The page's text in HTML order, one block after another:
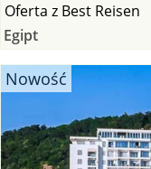
Oferta z Best Reisen
Egipt
Nowość